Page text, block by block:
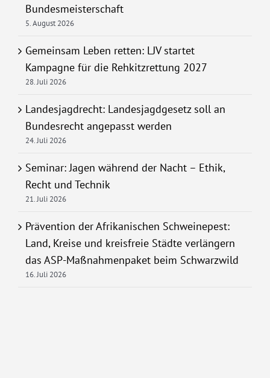
Bundesmeisterschaft
5. August 2026
Gemeinsam Leben retten: LJV startet
Kampagne für die Rehkitzrettung 2027
28. Juli 2026
Landesjagdrecht: Landesjagdgesetz soll an
Bundesrecht angepasst werden
24. Juli 2026
Seminar: Jagen während der Nacht – Ethik,
Recht und Technik
21. Juli 2026
Prävention der Afrikanischen Schweinepest:
Land, Kreise und kreisfreie Städte verlängern
das ASP-Maßnahmenpaket beim Schwarzwild
16. Juli 2026